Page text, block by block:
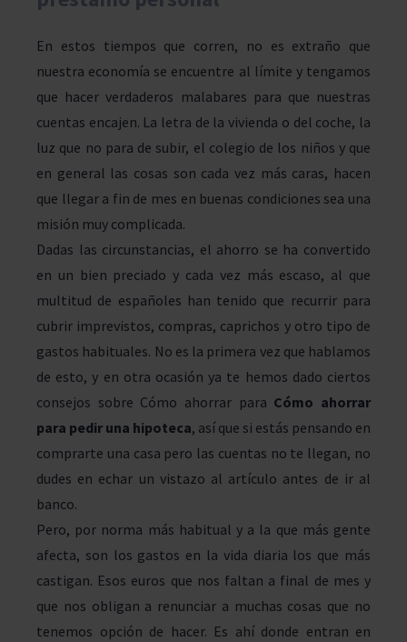
En estos tiempos que corren, no es extraño que
nuestra economía se encuentre al límite y tengamos
que hacer verdaderos malabares para que nuestras
cuentas encajen. La letra de la vivienda o del coche, la
luz que no para de subir, el colegio de los niños y que
en general las cosas son cada vez más caras, hacen
que llegar a fin de mes en buenas condiciones sea una
misión muy complicada.
Dadas las circunstancias, el ahorro se ha convertido
en un bien preciado y cada vez más escaso, al que
multitud de españoles han tenido que recurrir para
cubrir imprevistos, compras, caprichos y otro tipo de
gastos habituales. No es la primera vez que hablamos
de esto, y en otra ocasión ya te hemos dado ciertos
consejos sobre Cómo ahorrar para Cómo ahorrar
para pedir una hipoteca, así que si estás pensando en
comprarte una casa pero las cuentas no te llegan, no
dudes en echar un vistazo al artículo antes de ir al
banco.
Pero, por norma más habitual y a la que más gente
afecta, son los gastos en la vida diaria los que más
castigan. Esos euros que nos faltan a final de mes y
que nos obligan a renunciar a muchas cosas que no
tenemos opción de hacer. Es ahí donde entran en